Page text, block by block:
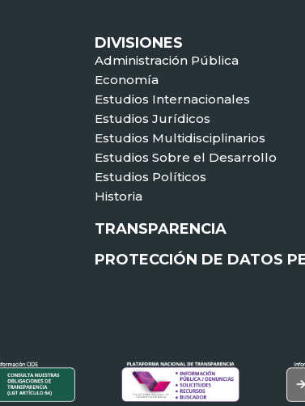
DIVISIONES
Administración Pública
Economía
Estudios Internacionales
Estudios Jurídicos
Estudios Multidisciplinarios
Estudios Sobre el Desarrollo
Estudios Políticos
Historia
TRANSPARENCIA
PROTECCIÓN DE DATOS